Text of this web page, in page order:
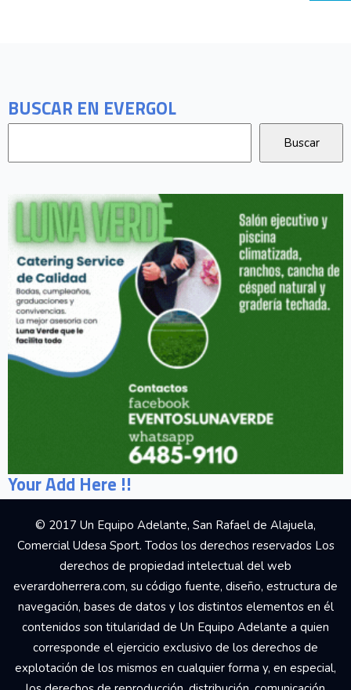
BUSCAR EN EVERGOL
Your Add Here !!
© 2017 Un Equipo Adelante, San Rafael de Alajuela,
Comercial Udesa Sport. Todos los derechos reservados Los
derechos de propiedad intelectual del web
everardoherrera.com, su código fuente, diseño, estructura de
navegación, bases de datos y los distintos elementos en él
contenidos son titularidad de Un Equipo Adelante a quien
corresponde el ejercicio exclusivo de los derechos de
explotación de los mismos en cualquier forma y, en especial,